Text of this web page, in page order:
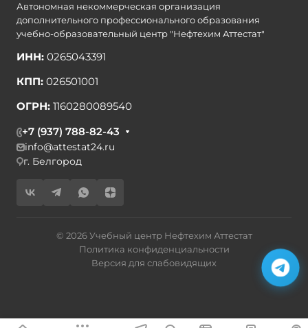
Автономная некоммерческая организация
дополнительного профессионального образования
учебно-образовательный центр "Нефтехим Аттестат"
ИНН: 0265043391
КПП: 026501001
ОГРН: 1160280089540
+7 (937) 788-82-43
info@attestat24.ru
г. Белгород
© 2026 Учебный центр Нефтехим Аттестат
Политика конфиденциальности
Версия для слабовидящих